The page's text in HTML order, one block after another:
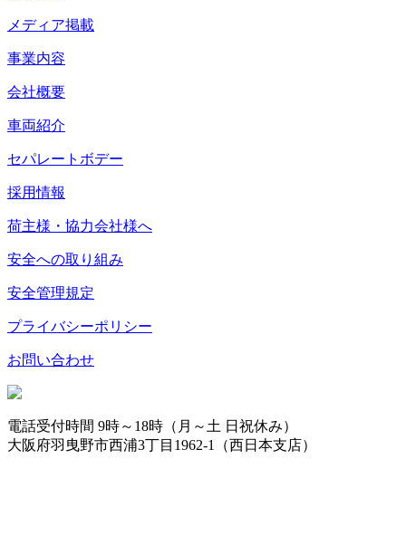
メディア掲載
事業内容
会社概要
車両紹介
セパレートボデー
採用情報
荷主様・協力会社様へ
安全への取り組み
安全管理規定
プライバシーポリシー
お問い合わせ
電話受付時間 9時～18時（月～土 日祝休み）
大阪府羽曳野市西浦3丁目1962-1（西日本支店）